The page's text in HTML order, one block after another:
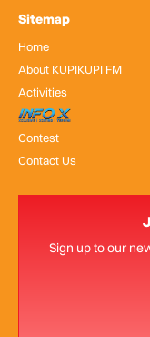
Sitemap
Home
About KUPIKUPI FM
Activities
InfoX
Contest
Contact Us
Sign up to our